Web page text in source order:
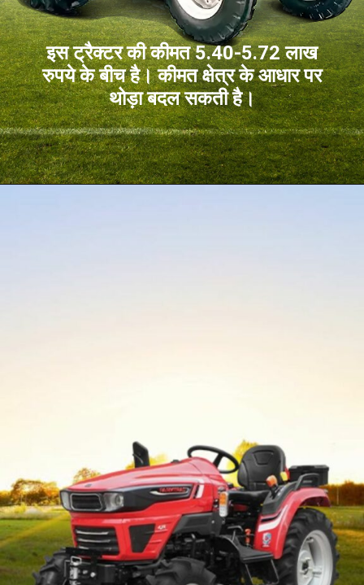
इस ट्रैक्टर की कीमत 5.40-5.72 लाख
रुपये के बीच है। कीमत क्षेत्र के आधार पर
थोड़ा बदल सकती है।